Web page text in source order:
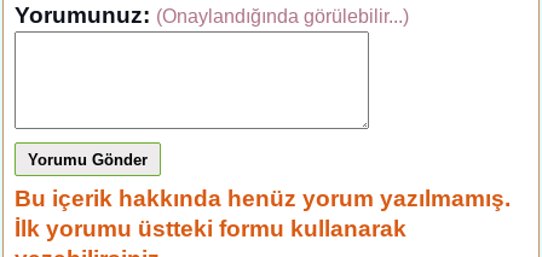
Yorumunuz: (Onaylandığında görülebilir...)
Yorumu Gönder
Bu içerik hakkında henüz yorum yazılmamış.
İlk yorumu üstteki formu kullanarak